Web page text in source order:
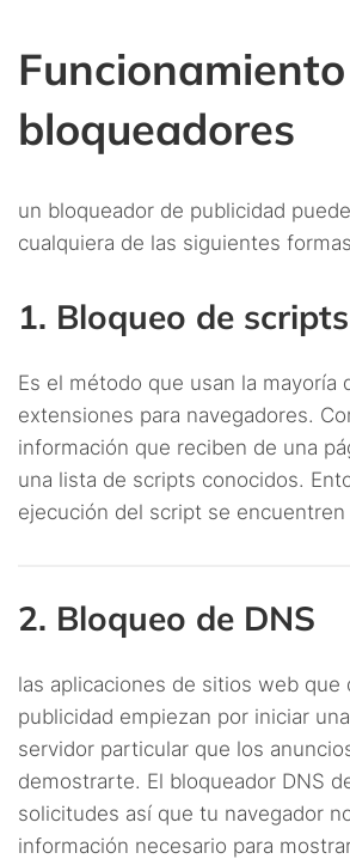
bloqueadores
un bloqueador de publicidad
cualquiera de las siguientes
1. Bloqueo de scripts
Es el método que usan la mayoría
extensiones para navegadores.
información que reciben de una
una lista de scripts conocidos.
ejecución del script se
2. Bloqueo de DNS
las aplicaciones de sitios web que
publicidad empiezan por iniciar
servidor particular que los
demostrarte. El bloqueador DNS
solicitudes así que tu navegador
información necesario para